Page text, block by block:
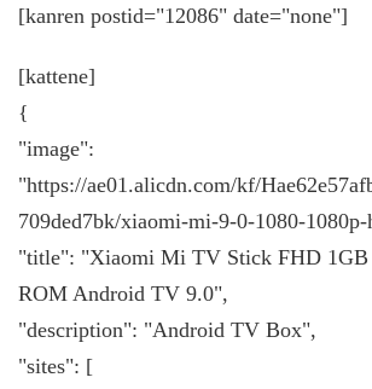
[kanren postid="12086" date="none"]
[kattene]
{
"image":
"https://ae01.alicdn.com/kf/
709ded7bk/xiaomi-mi-9-0-1080-
"title": "Xiaomi Mi TV Stick FHD
ROM Android TV 9.0",
"description": "Android TV Box",
"sites": [